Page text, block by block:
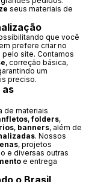
seus materiais de
que você
prefere criar no
site. Contamos
, correção básica,
um
preciso.
as
de materiais
,folders,
, banners, além de
. Nossos
, projetos
e diversas outras
e entrega